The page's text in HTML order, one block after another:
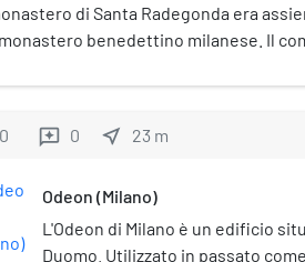
di Santa Radegonda era
benedettino milanese. Il
Sull'antecedente complesso
detto anche del San Salvatore
venne fondato il monastero dedicato
di questo cambio di intestazione
turingia, è da ricercare nella
Anselmo della Pusterla di
0 reviews 0 near_me 23 m
Odeon (Milano)
L'Odeon di Milano è un edificio
Duomo. Utilizzato in passato